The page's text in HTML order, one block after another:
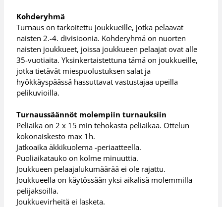
Kohderyhmä
Turnaus on tarkoitettu joukkueille, jotka pelaavat
naisten 2.-4. divisioonia. Kohderyhmä on nuorten
naisten joukkueet, joissa joukkueen pelaajat ovat alle
35-vuotiaita. Yksinkertaistettuna tämä on joukkueille,
jotka tietävät miespuolustuksen salat ja
hyökkäyspäässä hassuttavat vastustajaa upeilla
pelikuvioilla.
Turnaussäännöt molempiin turnauksiin
Peliaika on 2 x 15 min tehokasta peliaikaa. Ottelun
kokonaiskesto max 1h.
Jatkoaika äkkikuolema -periaatteella.
Puoliaikatauko on kolme minuuttia.
Joukkueen pelaajalukumäärää ei ole rajattu.
Joukkueella on käytössään yksi aikalisä molemmilla
pelijaksoilla.
Joukkuevirheitä ei lasketa.